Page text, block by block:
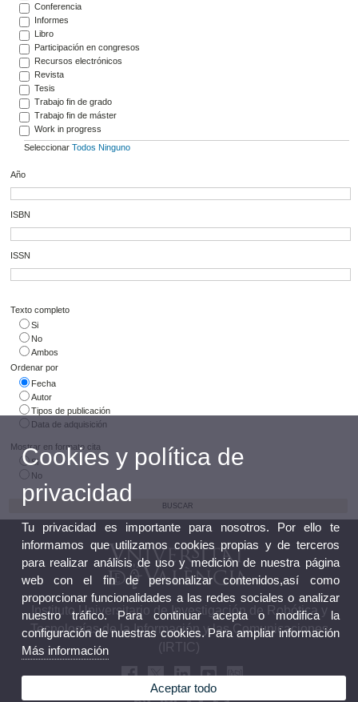
Conferencia
Informes
Libro
Participación en congresos
Recursos electrónicos
Revista
Tesis
Trabajo fin de grado
Trabajo fin de máster
Work in progress
Seleccionar Todos Ninguno
Año
ISBN
ISSN
Texto completo
Si
No
Ambos
Ordenar por
Fecha
Autor
Tipos de publicación
Data de adquisición
Mostrar en formato cita
Si
No
Instituto Universitario de Investigación de Robótica y
Tecnologías de la Información y las Comunicaciones
(IRTIC)
Cookies y política de
privacidad
Tu privacidad es importante para nosotros. Por ello te
informamos que utilizamos cookies propias y de terceros
para realizar análisis de uso y medición de nuestra página
web con el fin de personalizar contenidos,así como
proporcionar funcionalidades a las redes sociales o analizar
nuestro tráfico. Para continuar acepta o modifica la
configuración de nuestras cookies. Para ampliar información
Más información
Aceptar todo